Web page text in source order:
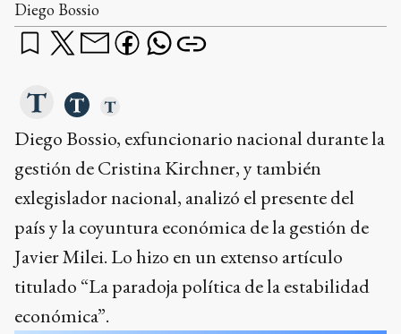
Diego Bossio
Diego Bossio, exfuncionario nacional durante la
gestión de Cristina Kirchner, y también
exlegislador nacional, analizó el presente del
país y la coyuntura económica de la gestión de
Javier Milei. Lo hizo en un extenso artículo
titulado “La paradoja política de la estabilidad
económica”.